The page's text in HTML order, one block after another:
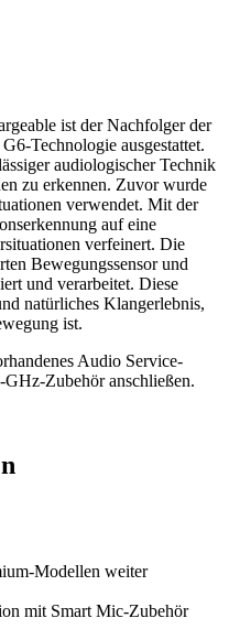
ist der Nachfolger der
Technologie ausgestattet.
audiologischer Technik
zu erkennen. Zuvor wurde
verwendet. Mit der
auf eine
verfeinert. Die
Bewegungssensor und
und verarbeitet. Diese
natürliches Klangerlebnis,
ist.
Audio Service-
Zubehör anschließen.
Modellen weiter
mit Smart Mic-Zubehör